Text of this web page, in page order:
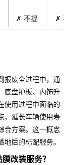
✗ 不提
供
✗
供
艺
准
<1% <5%
较高 低
报废全过程中，通
底盘护板、内饰升
使用过程中面临的
，延长车辆使用寿
合方案。这一概念
后的标配服务。
改装服务？